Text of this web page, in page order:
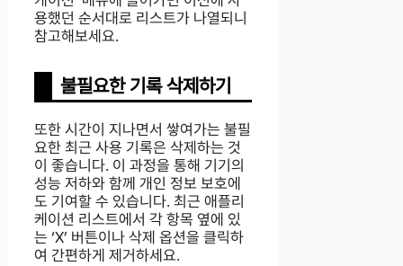
용했던 순서대로 리스트가 나열되니
참고해보세요.
불필요한 기록 삭제하기
또한 시간이 지나면서 쌓여가는 불필
요한 최근 사용 기록은 삭제하는 것
이 좋습니다. 이 과정을 통해 기기의
성능 저하와 함께 개인 정보 보호에
도 기여할 수 있습니다. 최근 애플리
케이션 리스트에서 각 항목 옆에 있
는 ‘X’ 버튼이나 삭제 옵션을 클릭하
여 간편하게 제거하세요.